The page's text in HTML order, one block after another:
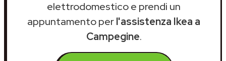
elettrodomestico e prendi un
appuntamento perl'assistenza Ikea a
Campegine.